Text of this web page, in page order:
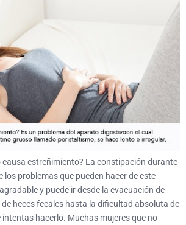
causa estreñimiento? La constipación durante
los problemas que pueden hacer de este
y puede ir desde la evacuación de
heces fecales hasta la dificultad absoluta de
intentas hacerlo. Muchas mujeres que no